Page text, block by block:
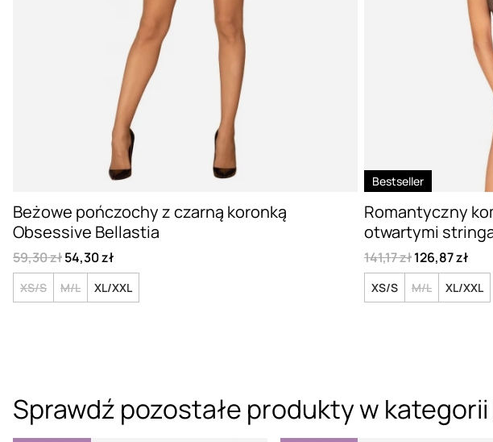
Beżowe pończochy z czarną koronką
Obsessive Bellastia
59,30 zł54,30 zł
XS/S M/L XL/XXL
Bestseller
Romantyczny
otwartymi
141,17 zł126,87 zł
XS/S M/L XL/XXL
Sprawdź pozostałe produkty w kategorii